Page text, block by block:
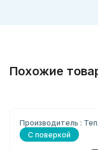
Похожие
Производитель :
С поверкой